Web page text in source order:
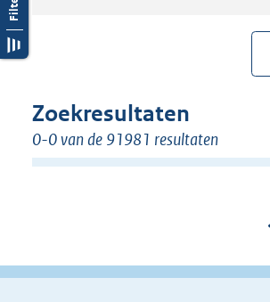
Zoekresultaten
0-0 van de 91981 resultaten